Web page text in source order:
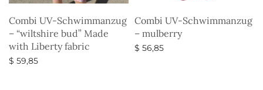
Combi UV-Schwimmanzug
– “wiltshire bud” Made
with Liberty fabric
$ 59,85
Combi UV-Schwimmanzug
– mulberry
$ 56,85